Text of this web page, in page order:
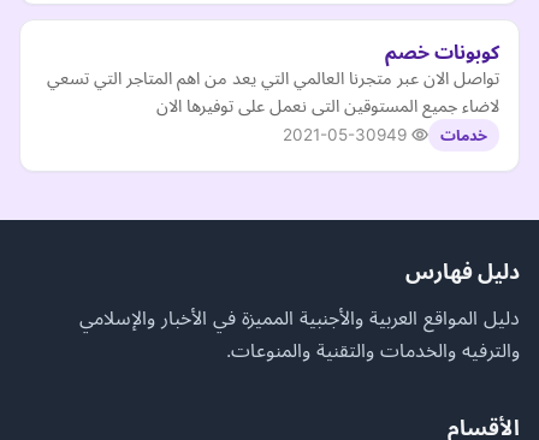
كوبونات خصم
تواصل الان عبر متجرنا العالمي التي يعد من اهم المتاجر التي تسعي
لاضاء جميع المستوقين التى نعمل على توفيرها الان
خدمات 2021-05-30
دليل فهارس
دليل المواقع العربية والأجنبية المميزة في الأخبار والإسلامي
والترفيه والخدمات والتقنية والمنوعات.
الأقسام